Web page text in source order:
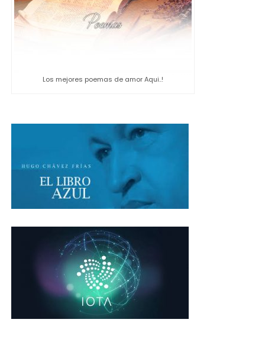
Los mejores poemas de amor Aqui..!